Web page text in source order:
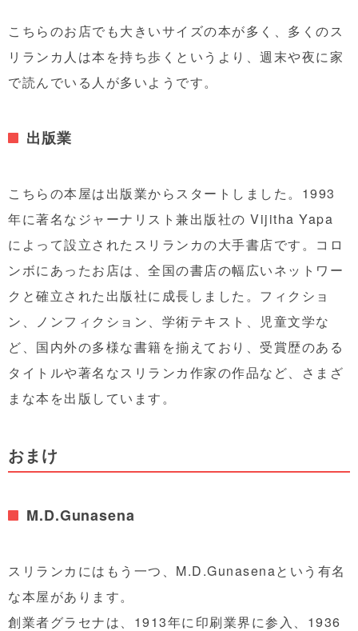
こちらのお店でも大きいサイズの本が多く、多くのス
リランカ人は本を持ち歩くというより、週末や夜に家
で読んでいる人が多いようです。
出版業
こちらの本屋は出版業からスタートしました。1993
年に著名なジャーナリスト兼出版社の Vijitha Yapa
によって設立されたスリランカの大手書店です。コロ
ンボにあったお店は、全国の書店の幅広いネットワー
クと確立された出版社に成長しました。フィクショ
ン、ノンフィクション、学術テキスト、児童文学な
ど、国内外の多様な書籍を揃えており、受賞歴のある
タイトルや著名なスリランカ作家の作品など、さまざ
まな本を出版しています。
おまけ
M.D.Gunasena
スリランカにはもう一つ、M.D.Gunasenaという有名
な本屋があります。
創業者グラセナは、1913年に印刷業界に参入、1936